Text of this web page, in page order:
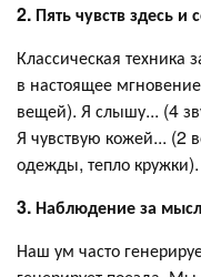
2. Пять чувств здесь и
Классическая техника
в настоящее
вещей). Я слышу... (4
Я чувствую кожей... (2
одежды, тепло
3. Наблюдение за
Наш ум часто